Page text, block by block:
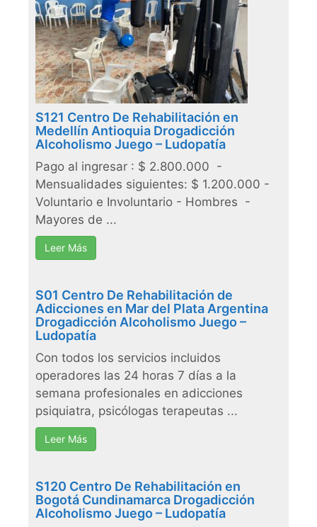
S121 Centro De Rehabilitación en
Medellín Antioquia Drogadicción
Alcoholismo Juego – Ludopatía
Pago al ingresar : $ 2.800.000 -
Mensualidades siguientes: $ 1.200.000 -
Voluntario e Involuntario - Hombres -
Mayores de ...
Leer Más
S01 Centro De Rehabilitación de
Adicciones en Mar del Plata Argentina
Drogadicción Alcoholismo Juego –
Ludopatía
Con todos los servicios incluidos
operadores las 24 horas 7 días a la
semana profesionales en adicciones
psiquiatra, psicólogas terapeutas ...
Leer Más
S120 Centro De Rehabilitación en
Bogotá Cundinamarca Drogadicción
Alcoholismo Juego – Ludopatía